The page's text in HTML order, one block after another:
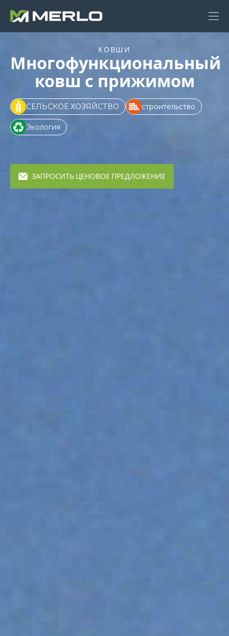
КОВШИ
Многофункциональный
ковш с прижимом
СЕЛЬСКОЕ ХОЗЯЙСТВО строительство
Экология
ЗАПРОСИТЬ ЦЕНОВОЕ ПРЕДЛОЖЕНИЕ